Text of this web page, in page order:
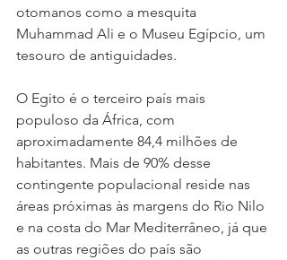
otomanos como a mesquita
Muhammad Ali e o Museu Egípcio, um
tesouro de antiguidades.
O Egito é o terceiro país mais
populoso da África, com
aproximadamente 84,4 milhões de
habitantes. Mais de 90% desse
contingente populacional reside nas
áreas próximas às margens do Rio Nilo
e na costa do Mar Mediterrâneo, já que
as outras regiões do país são